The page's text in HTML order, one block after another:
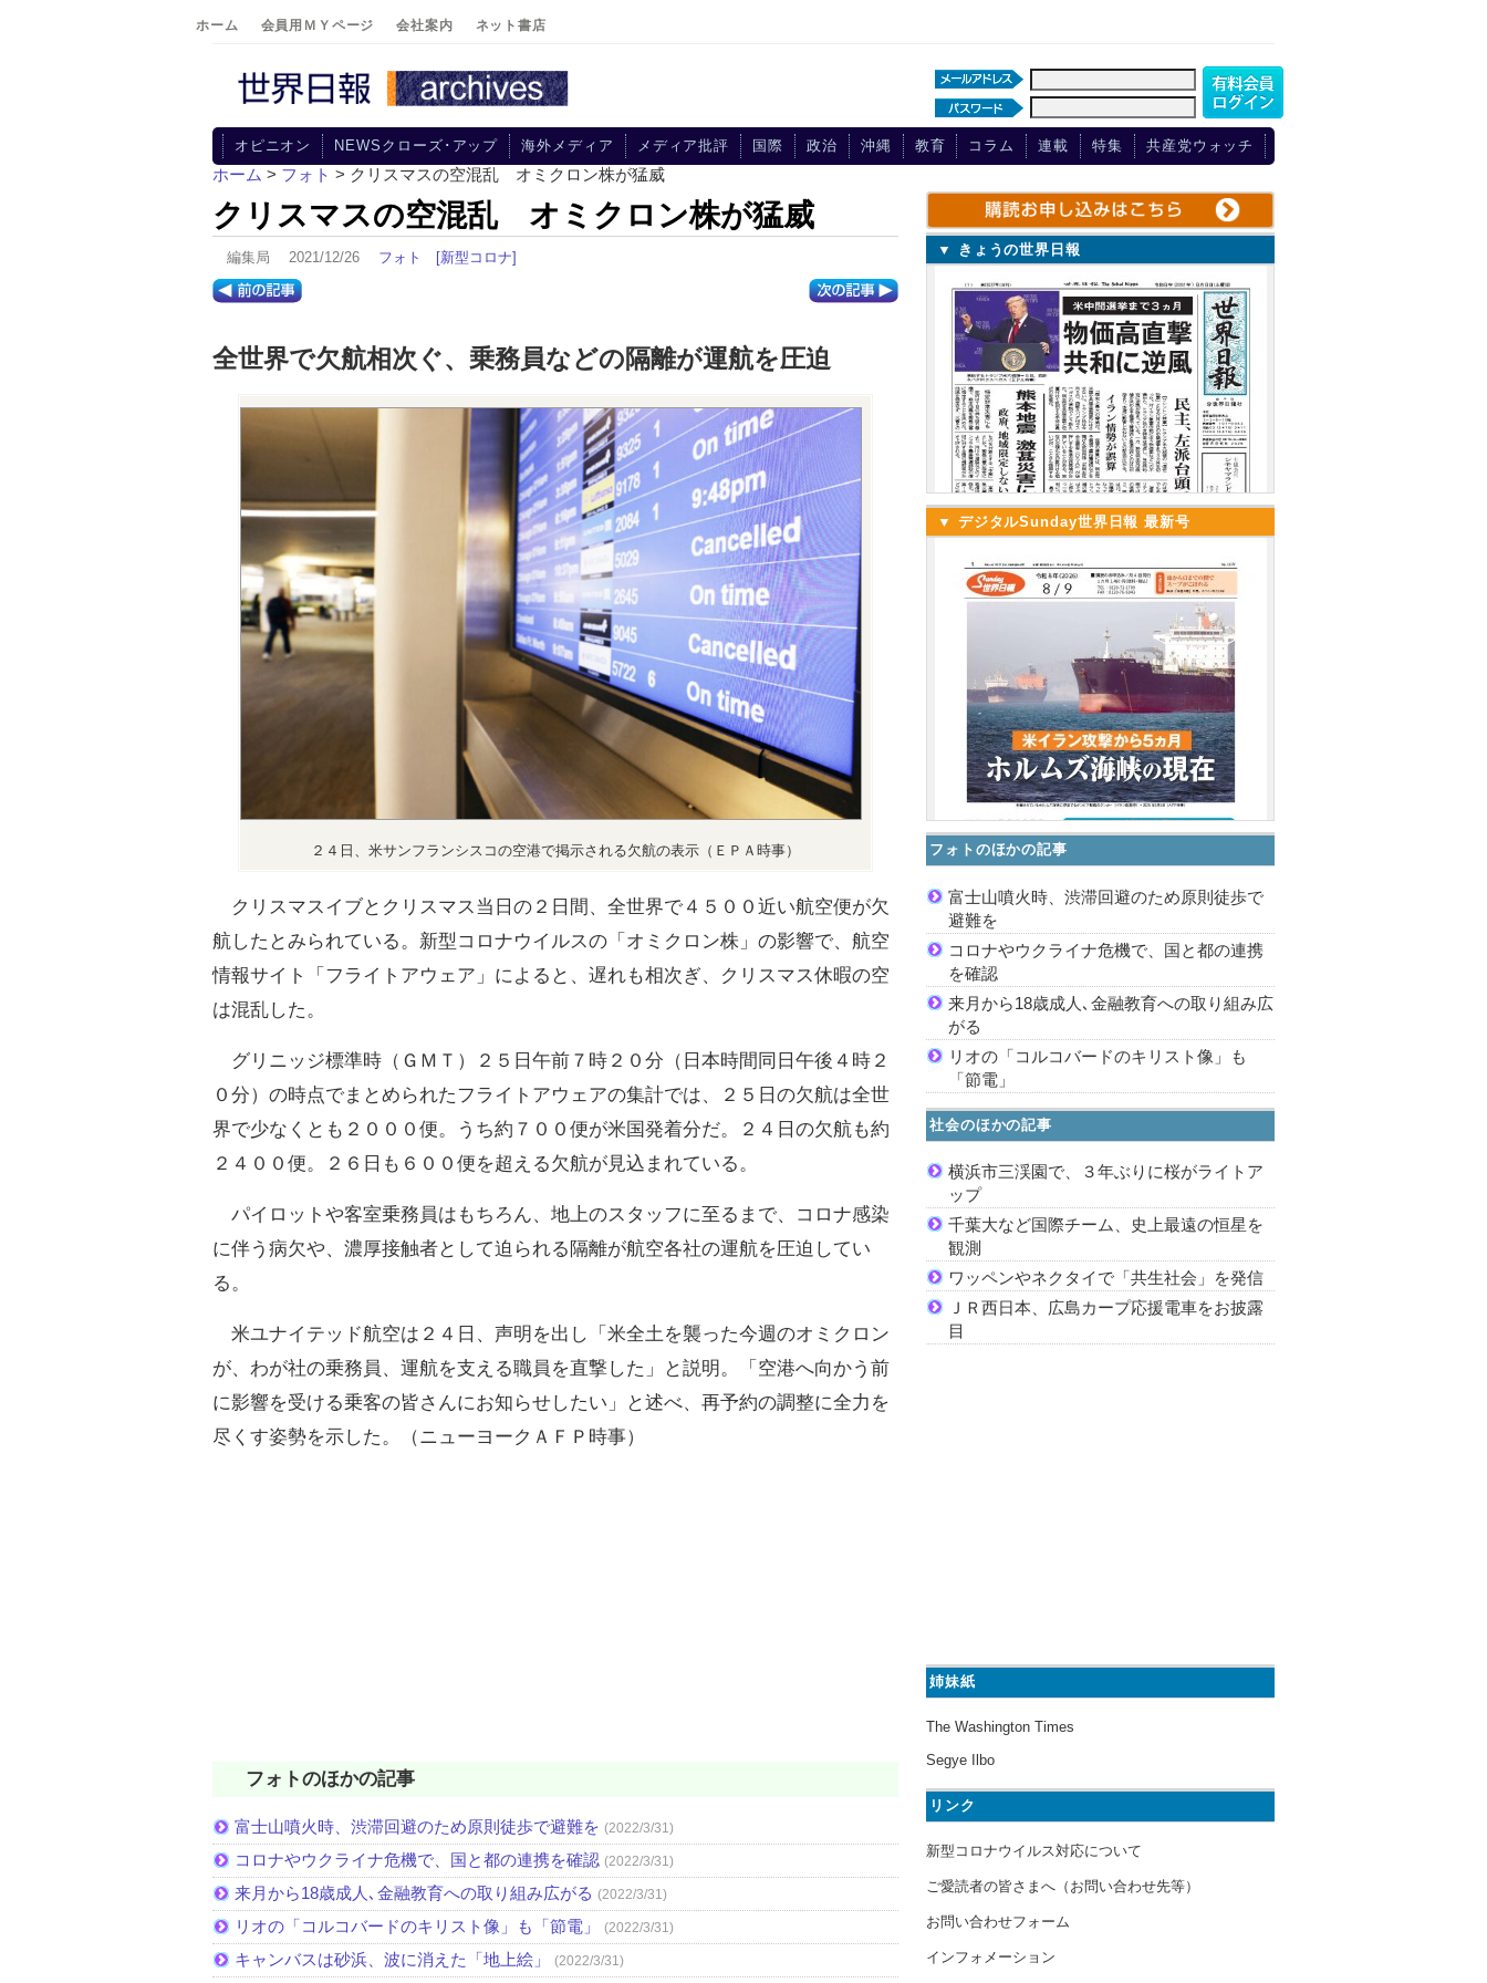
ホーム 会員用ＭＹページ 会社案内 ネット書店
オピニオン NEWSクローズ･アップ 海外メディア メディア批評 国際 政治 沖縄 教育 コラム 連載 特集 共産党ウォッチ
ホーム > フォト > クリスマスの空混乱 オミクロン株が猛威
クリスマスの空混乱 オミクロン株が猛威
編集局 2021/12/26 フォト [新型コロナ]
全世界で欠航相次ぐ、乗務員などの隔離が運航を圧迫
２４日、米サンフランシスコの空港で掲示される欠航の表示（ＥＰＡ時事）
クリスマスイブとクリスマス当日の２日間、全世界で４５００近い航空便が欠
航したとみられている。新型コロナウイルスの「オミクロン株」の影響で、航空
情報サイト「フライトアウェア」によると、遅れも相次ぎ、クリスマス休暇の空
は混乱した。
グリニッジ標準時（ＧＭＴ）２５日午前７時２０分（日本時間同日午後４時２
０分）の時点でまとめられたフライトアウェアの集計では、２５日の欠航は全世
界で少なくとも２０００便。うち約７００便が米国発着分だ。２４日の欠航も約
２４００便。２６日も６００便を超える欠航が見込まれている。
パイロットや客室乗務員はもちろん、地上のスタッフに至るまで、コロナ感染
に伴う病欠や、濃厚接触者として迫られる隔離が航空各社の運航を圧迫してい
る。
米ユナイテッド航空は２４日、声明を出し「米全土を襲った今週のオミクロン
が、わが社の乗務員、運航を支える職員を直撃した」と説明。「空港へ向かう前
に影響を受ける乗客の皆さんにお知らせしたい」と述べ、再予約の調整に全力を
尽くす姿勢を示した。（ニューヨークＡＦＰ時事）
フォトのほかの記事
富士山噴火時、渋滞回避のため原則徒歩で避難を (2022/3/31)
コロナやウクライナ危機で、国と都の連携を確認 (2022/3/31)
来月から18歳成人､金融教育への取り組み広がる (2022/3/31)
リオの「コルコバードのキリスト像」も「節電」 (2022/3/31)
キャンバスは砂浜、波に消えた「地上絵」 (2022/3/31)
▼ きょうの世界日報
▼ デジタルSunday世界日報 最新号
フォトのほかの記事
富士山噴火時、渋滞回避のため原則徒歩で
避難を
コロナやウクライナ危機で、国と都の連携
を確認
来月から18歳成人､金融教育への取り組み広
がる
リオの「コルコバードのキリスト像」も
「節電」
社会のほかの記事
横浜市三渓園で、３年ぶりに桜がライトア
ップ
千葉大など国際チーム、史上最遠の恒星を
観測
ワッペンやネクタイで「共生社会」を発信
ＪＲ西日本、広島カープ応援電車をお披露
目
姉妹紙
The Washington Times
Segye Ilbo
リンク
新型コロナウイルス対応について
ご愛読者の皆さまへ（お問い合わせ先等）
お問い合わせフォーム
インフォメーション